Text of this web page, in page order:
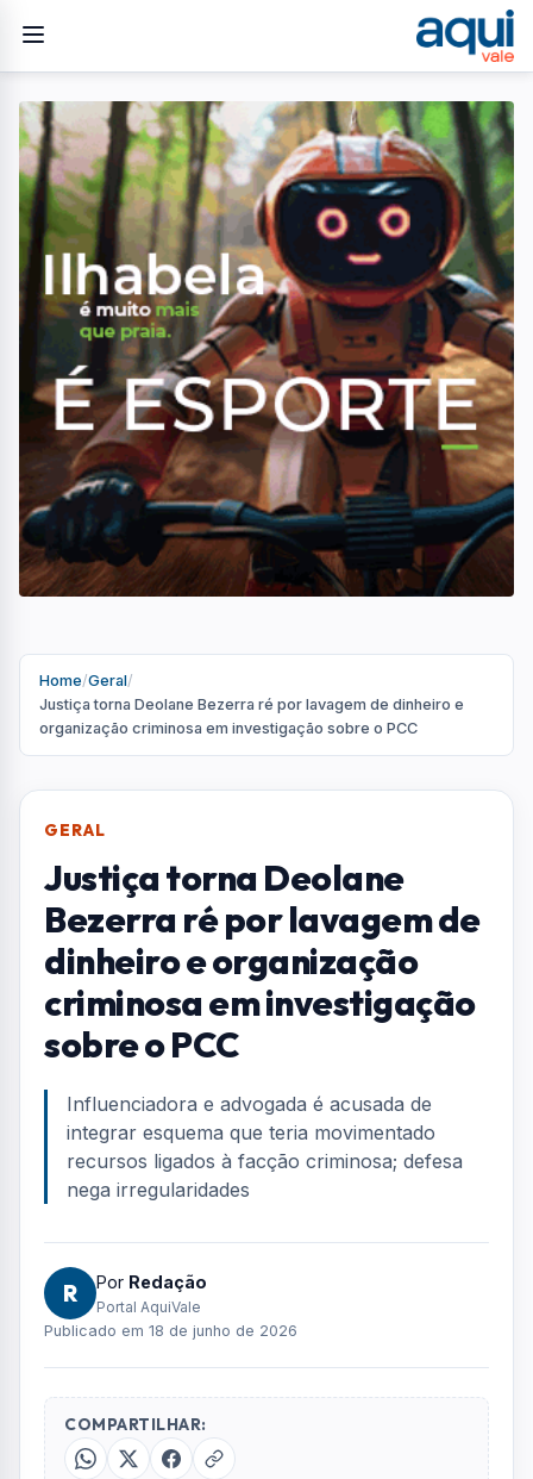
Home/Geral/
Justiça torna Deolane Bezerra ré por lavagem de dinheiro e
organização criminosa em investigação sobre o PCC
GERAL
Justiça torna Deolane
Bezerra ré por lavagem de
dinheiro e organização
sobre o PCC
Influenciadora e advogada é acusada de
integrar esquema que teria movimentado
R PorRedação
Portal AquiVale
Publicado em 18 de junho de 2026
COMPARTILHAR:
FOTO: AQUIVALE/IMAGENS